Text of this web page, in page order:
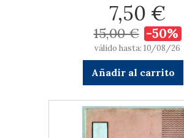
7,50 €
15,00 € -50%
válido hasta: 10/08/26
Añadir al carrito